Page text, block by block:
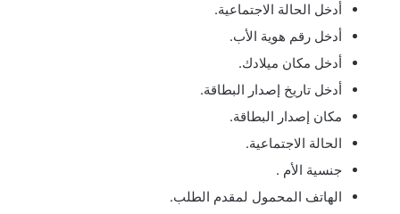
أدخل الحالة الاجتماعية.
أدخل رقم هوية الأب.
أدخل مكان ميلادك.
أدخل تاريخ إصدار البطاقة.
مكان إصدار البطاقة.
الحالة الاجتماعية.
جنسية الأم .
الهاتف المحمول لمقدم الطلب.